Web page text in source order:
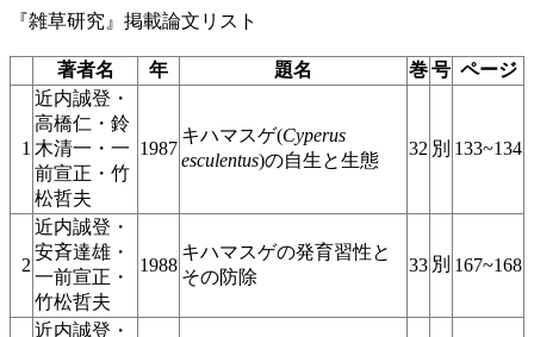
『雑草研究』掲載論文リスト
著者名 年 題名 巻号 ページ
1
近内誠登・
高橋仁・鈴
木清一・一
前宣正・竹
松哲夫
1987
キハマスゲ(Cyperus
esculentus)の自生と生態
32 別 133~134
2
近内誠登・
安斉達雄・
一前宣正・
竹松哲夫
1988
キハマスゲの発育習性と
その防除
33 別 167~168
近内誠登・